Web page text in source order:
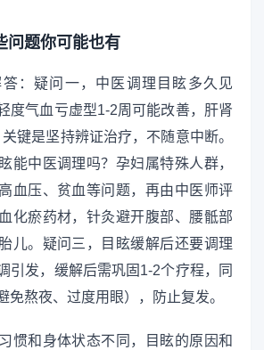
问题你可能也有
：疑问一，中医调理目眩多久见
度气血亏虚型1-2周可能改善，肝肾
键是坚持辨证治疗，不随意中断。
能中医调理吗？孕妇属特殊人群，
血压、贫血等问题，再由中医师评
化瘀药材，针灸避开腹部、腰骶部
儿。疑问三，目眩缓解后还要调理
引发，缓解后需巩固1-2个疗程，同
免熬夜、过度用眼），防止复发。
惯和身体状态不同，目眩的原因和